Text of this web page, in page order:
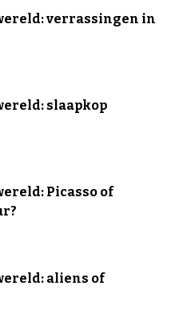
verrassingen in
slaapkop
Picasso of
aliens of